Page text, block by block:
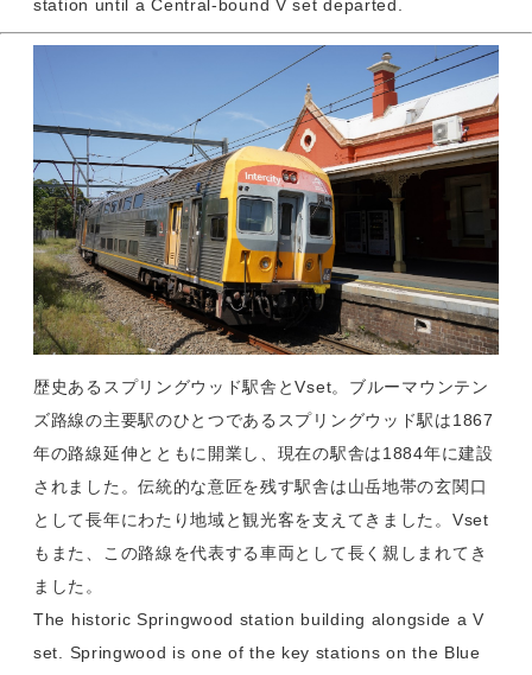
station until a Central-bound V set departed.
歴史あるスプリングウッド駅舎とVset。ブルーマウンテン
ズ路線の主要駅のひとつであるスプリングウッド駅は1867
年の路線延伸とともに開業し、現在の駅舎は1884年に建設
されました。伝統的な意匠を残す駅舎は山岳地帯の玄関口
として長年にわたり地域と観光客を支えてきました。Vset
もまた、この路線を代表する車両として長く親しまれてき
ました。
The historic Springwood station building alongside a V
set. Springwood is one of the key stations on the Blue